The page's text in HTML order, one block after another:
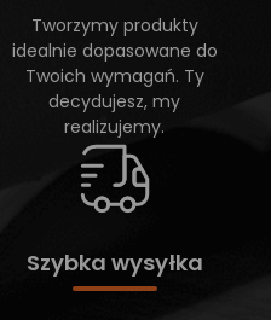
Tworzymy produkty
idealnie dopasowane do
Twoich wymagań. Ty
decydujesz, my
realizujemy.
Szybka wysyłka